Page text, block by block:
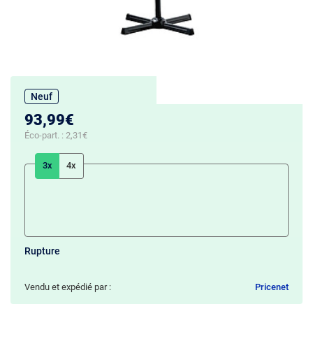
Neuf
93,99€
Éco-part. : 2,31€
3x 4x
Rupture
Vendu et expédié par : Pricenet